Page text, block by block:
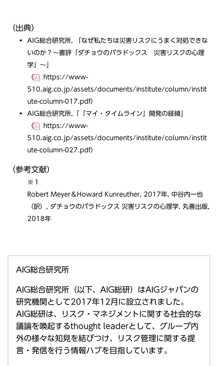
（出典）
AIG総合研究所, 「なぜ私たちは災害リスクにうまく対処できな
いのか？～書評「ダチョウのパラドックス 災害リスクの心理
学」～」
（
https://www-
510.aig.co.jp/assets/documents/institute/column/instit
ute-column-017.pdf）
AIG総合研究所,「「マイ・タイムライン」開発の経緯」
（
https://www-
510.aig.co.jp/assets/documents/institute/column/instit
ute-column-027.pdf）
（参考文献）
※１
Robert Meyer＆Howard Kunreuther, 2017年, 中谷内一也
（訳）, ダチョウのパラドックス 災害リスクの心理学, 丸善出版,
2018年
AIG総合研究所
AIG総合研究所（以下、AIG総研）はAIGジャパンの
研究機関として2017年12月に設立されました。
AIG総研は、リスク・マネジメントに関する社会的な
議論を喚起するthought leaderとして、グループ内
外の様々な知見を結びつけ、リスク管理に関する提
言・発信を行う情報ハブを目指しています。